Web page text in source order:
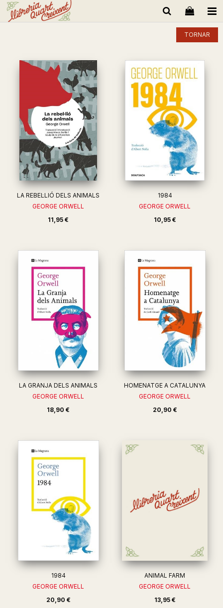
TORNAR
LA REBEL·LIÓ DELS ANIMALS
GEORGE ORWELL
11,95 €
1984
GEORGE ORWELL
10,95 €
LA GRANJA DELS ANIMALS
GEORGE ORWELL
18,90 €
HOMENATGE A CATALUNYA
GEORGE ORWELL
20,90 €
1984
GEORGE ORWELL
20,90 €
ANIMAL FARM
GEORGE ORWELL
13,95 €